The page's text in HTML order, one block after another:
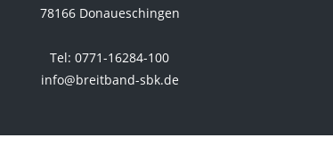
78166 Donaueschingen
Tel: 0771-16284-100
info@breitband-sbk.de